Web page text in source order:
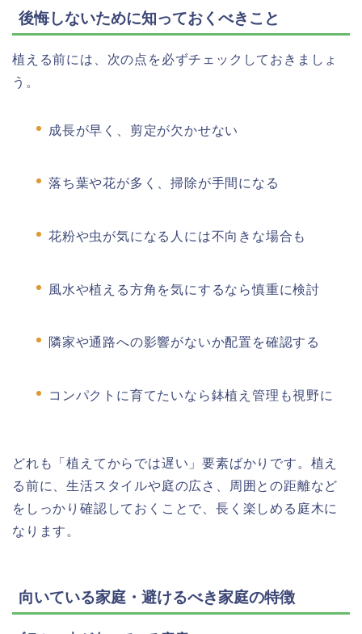
後悔しないために知っておくべきこと
植える前には、次の点を必ずチェックしておきましょ
う。
成長が早く、剪定が欠かせない
落ち葉や花が多く、掃除が手間になる
花粉や虫が気になる人には不向きな場合も
風水や植える方角を気にするなら慎重に検討
隣家や通路への影響がないか配置を確認する
コンパクトに育てたいなら鉢植え管理も視野に
どれも「植えてからでは遅い」要素ばかりです。植え
る前に、生活スタイルや庭の広さ、周囲との距離など
をしっかり確認しておくことで、長く楽しめる庭木に
なります。
向いている家庭・避けるべき家庭の特徴